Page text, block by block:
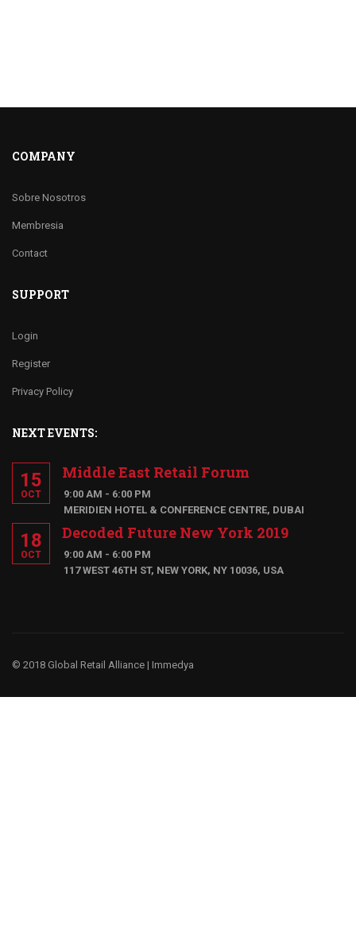
COMPANY
Sobre Nosotros
Membresia
Contact
SUPPORT
Login
Register
Privacy Policy
NEXT EVENTS:
15
OCT
Middle East Retail Forum
9:00 AM - 6:00 PM
MERIDIEN HOTEL & CONFERENCE CENTRE, DUBAI
18
OCT
Decoded Future New York 2019
9:00 AM - 6:00 PM
117 WEST 46TH ST, NEW YORK, NY 10036, USA
© 2018 Global Retail Alliance | Immedya